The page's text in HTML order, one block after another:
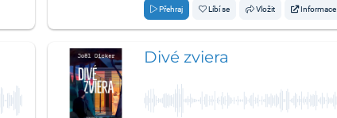
Přehraj Líbí se Vložit Informace
Divé zviera